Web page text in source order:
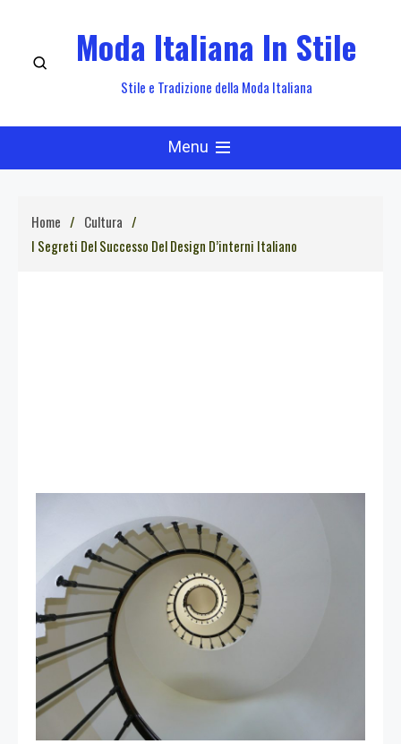
content
Moda Italiana In Stile
Stile e Tradizione della Moda Italiana
Menu
Home
Cultura
I Segreti Del Successo Del Design D’interni Italiano